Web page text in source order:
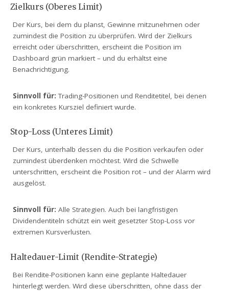
Zielkurs (Oberes Limit)
Der Kurs, bei dem du planst, Gewinne mitzunehmen oder
zumindest die Position zu überprüfen. Wird der Zielkurs
erreicht oder überschritten, erscheint die Position im
Dashboard grün markiert – und du erhältst eine
Benachrichtigung.
Sinnvoll für: Trading-Positionen und Renditetitel, bei denen
ein konkretes Kursziel definiert wurde.
Stop-Loss (Unteres Limit)
Der Kurs, unterhalb dessen du die Position verkaufen oder
zumindest überdenken möchtest. Wird die Schwelle
unterschritten, erscheint die Position rot – und der Alarm wird
ausgelöst.
Sinnvoll für: Alle Strategien. Auch bei langfristigen
Dividendentiteln schützt ein weit gesetzter Stop-Loss vor
extremen Kursverlusten.
Haltedauer-Limit (Rendite-Strategie)
Bei Rendite-Positionen kann eine geplante Haltedauer
hinterlegt werden. Wird diese überschritten, ohne dass der